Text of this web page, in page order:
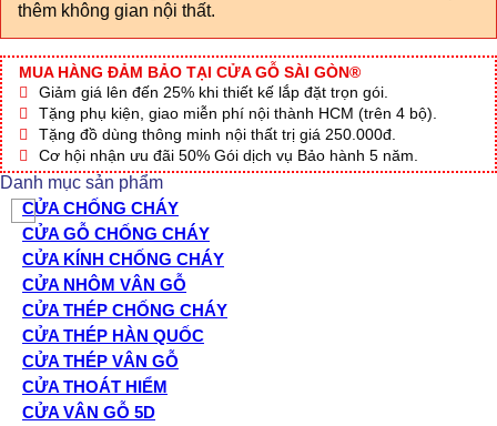
thêm không gian nội thất.
MUA HÀNG ĐẢM BẢO TẠI CỬA GỖ SÀI GÒN®
Giảm giá lên đến 25% khi thiết kế lắp đặt trọn gói.
Tặng phụ kiện, giao miễn phí nội thành HCM (trên 4 bộ).
Tặng đồ dùng thông minh nội thất trị giá 250.000đ.
Cơ hội nhận ưu đãi 50% Gói dịch vụ Bảo hành 5 năm.
Danh mục sản phẩm
CỬA CHỐNG CHÁY
CỬA GỖ CHỐNG CHÁY
CỬA KÍNH CHỐNG CHÁY
CỬA NHÔM VÂN GỖ
CỬA THÉP CHỐNG CHÁY
CỬA THÉP HÀN QUỐC
CỬA THÉP VÂN GỖ
CỬA THOÁT HIỂM
CỬA VÂN GỖ 5D